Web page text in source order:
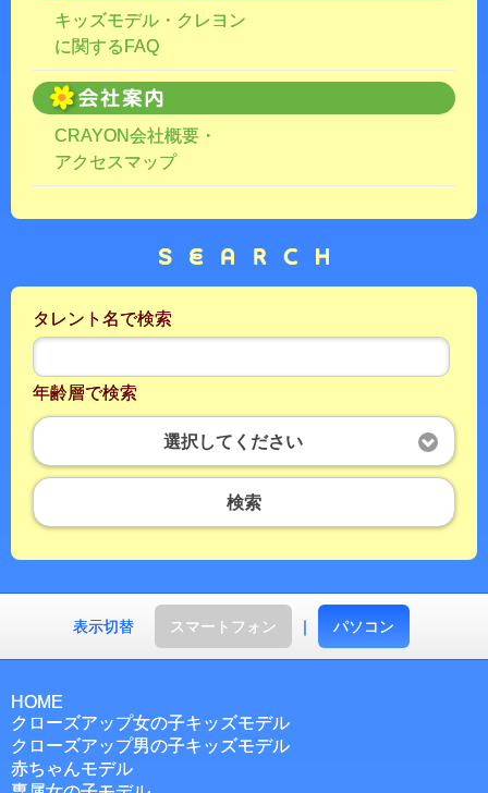
キッズモデル・クレヨン
に関するFAQ
CRAYON会社概要・
アクセスマップ
タレント名で検索
年齢層で検索
選択してください
検索
表示切替 スマートフォン ｜ パソコン
HOME
クローズアップ女の子キッズモデル
クローズアップ男の子キッズモデル
赤ちゃんモデル